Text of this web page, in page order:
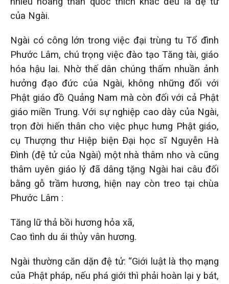
của Ngài.
Ngài có công lớn trong việc đại trùng tu Tổ đình
Phước Lâm, chú trọng việc đào tạo Tăng tài, giáo
hóa hậu lai. Nhờ thế dân chúng thấm nhuần ảnh
hưởng đạo đức của Ngài, không những đối với
Phật giáo đồ Quảng Nam mà còn đối với cả Phật
giáo miền Trung. Với sự nghiệp cao dày của Ngài,
trọn đời hiến thân cho việc phục hưng Phật giáo,
cụ Thượng thư Hiệp biện Đại học sĩ Nguyễn Hà
Đình (đệ tử của Ngài) một nhà thâm nho và cũng
thâm uyên giáo lý đã dâng tặng Ngài hai câu đối
bằng gỗ trầm hương, hiện nay còn treo tại chùa
Phước Lâm :
Tăng lữ thả bồi hương hỏa xã,
Cao tình du ái thủy vân hương.
Ngài thường căn dặn đệ tử: “Giới luật là thọ mạng
của Phật pháp, nếu phá giới thì phải hoàn lại y bát,